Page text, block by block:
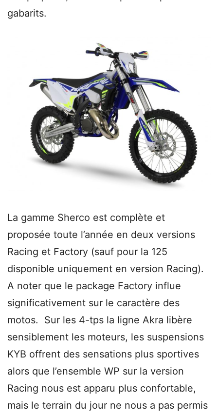
gabarits.
La gamme Sherco est complète et
proposée toute l’année en deux versions
Racing et Factory (sauf pour la 125
disponible uniquement en version Racing).
A noter que le package Factory influe
significativement sur le caractère des
motos. Sur les 4-tps la ligne Akra libère
sensiblement les moteurs, les suspensions
KYB offrent des sensations plus sportives
alors que l’ensemble WP sur la version
Racing nous est apparu plus confortable,
mais le terrain du jour ne nous a pas permis